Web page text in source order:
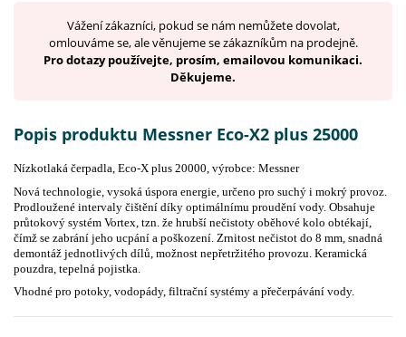
Vážení zákazníci, pokud se nám nemůžete dovolat,
omlouváme se, ale věnujeme se zákazníkům na prodejně.
Pro dotazy používejte, prosím, emailovou komunikaci.
Děkujeme.
Popis produktu Messner Eco-X2 plus 25000
Nízkotlaká čerpadla, Eco-X plus 20000, výrobce: Messner
Nová technologie, vysoká úspora energie, určeno pro suchý i mokrý provoz.
Prodloužené intervaly čištění díky optimálnímu proudění vody. Obsahuje
průtokový systém Vortex, tzn. že hrubší nečistoty oběhové kolo obtékají,
čímž se zabrání jeho ucpání a poškození. Zrnitost nečistot do 8 mm, snadná
demontáž jednotlivých dílů, možnost nepřetržitého provozu. Keramická
pouzdra, tepelná pojistka.
Vhodné pro potoky, vodopády, filtrační systémy a přečerpávání vody.